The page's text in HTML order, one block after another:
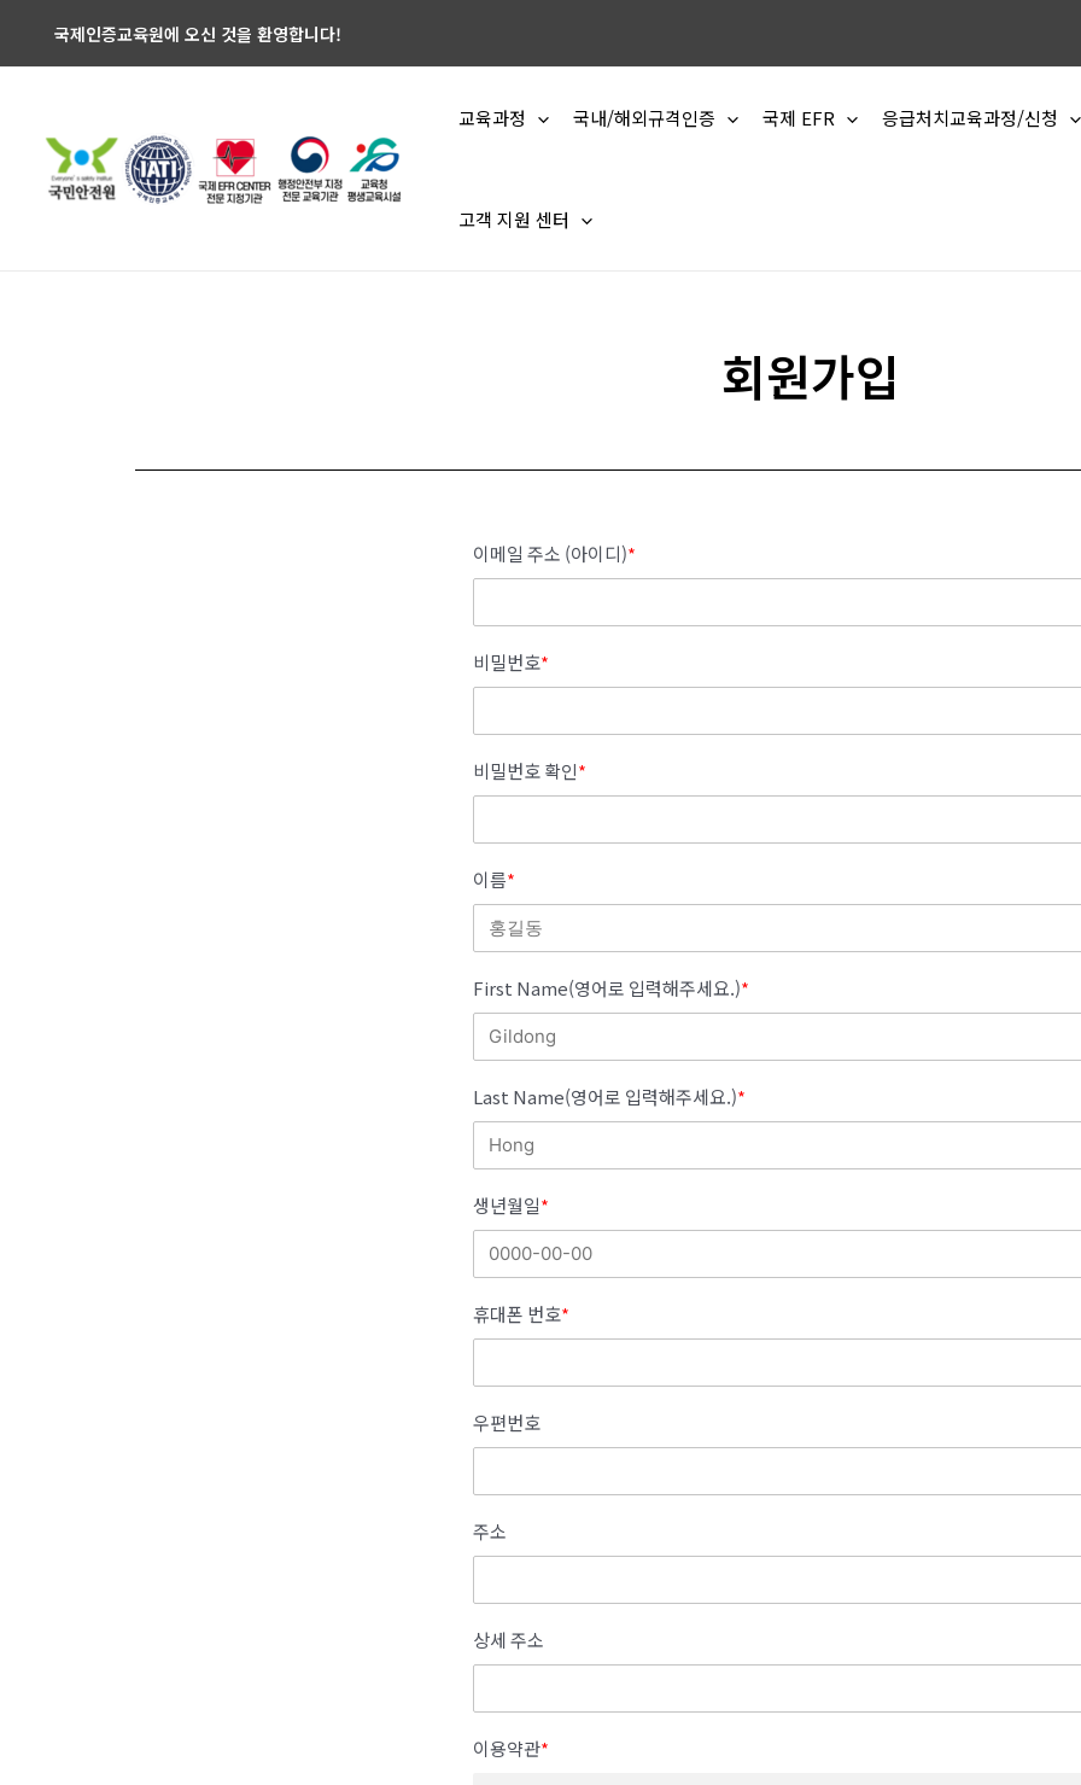
국제인증교육원에 오신 것을 환영합니다!
교육과정 국내/해외규격인증 국제 EFR 응급처치교육과정/신청
고객 지원 센터
회원가입
이메일 주소 (아이디)*
비밀번호*
비밀번호 확인*
이름*
First Name(영어로 입력해주세요.)*
Last Name(영어로 입력해주세요.)*
생년월일*
휴대폰 번호*
우편번호
주소
상세 주소
이용약관*